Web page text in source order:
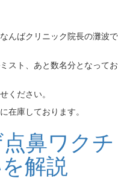
んばクリニック院長の灘波で
スト、あと数名分となってお
ください。
在庫しております。
鼻ワクチ
解説